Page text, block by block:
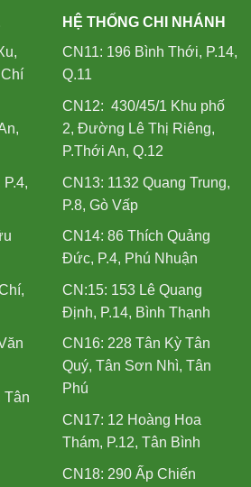
Tân
HỆ THỐNG CHI NHÁNH
CN11: 196 Bình Thới, P.14,
Q.11
CN12: 430/45/1 Khu phố
2, Đường Lê Thị Riêng,
P.Thới An, Q.12
CN13: 1132 Quang Trung,
P.8, Gò Vấp
CN14: 86 Thích Quảng
Đức, P.4, Phú Nhuận
CN:15: 153 Lê Quang
Định, P.14, Bình Thạnh
CN16: 228 Tân Kỳ Tân
Quý, Tân Sơn Nhì, Tân
Phú
CN17: 12 Hoàng Hoa
Thám, P.12, Tân Bình
CN18: 290 Ấp Chiến